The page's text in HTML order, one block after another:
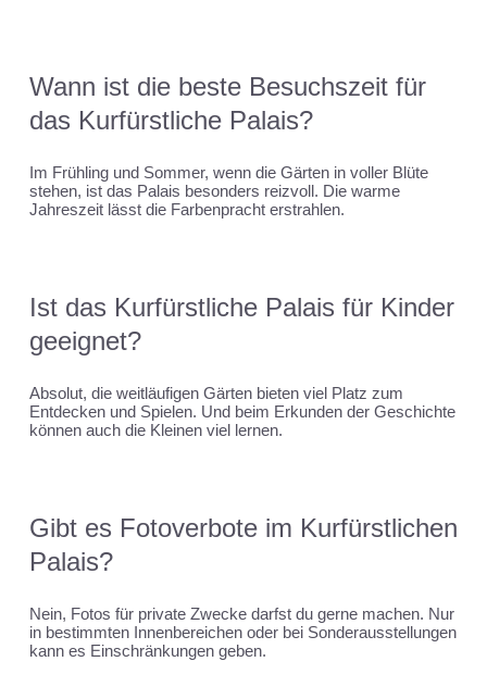
Wann ist die beste Besuchszeit für
das Kurfürstliche Palais?
Im Frühling und Sommer, wenn die Gärten in voller Blüte
stehen, ist das Palais besonders reizvoll. Die warme
Jahreszeit lässt die Farbenpracht erstrahlen.
Ist das Kurfürstliche Palais für Kinder
geeignet?
Absolut, die weitläufigen Gärten bieten viel Platz zum
Entdecken und Spielen. Und beim Erkunden der Geschichte
können auch die Kleinen viel lernen.
Gibt es Fotoverbote im Kurfürstlichen
Palais?
Nein, Fotos für private Zwecke darfst du gerne machen. Nur
in bestimmten Innenbereichen oder bei Sonderausstellungen
kann es Einschränkungen geben.